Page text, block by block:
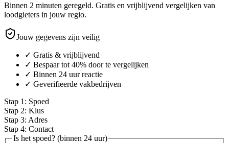
Binnen 2 minuten geregeld. Gratis en vrijblijvend vergelijken van
loodgieters in jouw regio.
Jouw gegevens zijn veilig
✓ Gratis & vrijblijvend
✓ Bespaar tot 40% door te vergelijken
✓ Binnen 24 uur reactie
✓ Geverifieerde vakbedrijven
Stap 1 : Spoed
Stap 2: Klus
Stap 3: Adres
Stap 4: Contact
Is het spoed? (binnen 24 uur)